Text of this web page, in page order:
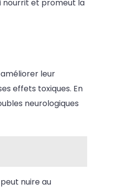
nourrit et promeut la
leur
effets toxiques. En
neurologiques
nuire au